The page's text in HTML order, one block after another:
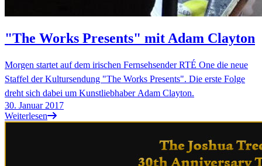
"The Works Presents" mit Adam Clayton
Morgen startet auf dem irischen Fernsehsender RTÉ One die neue
Staffel der Kultursendung "The Works Presents". Die erste Folge
dreht sich dabei um Kunstliebhaber Adam Clayton.
30. Januar 2017
Weiterlesen